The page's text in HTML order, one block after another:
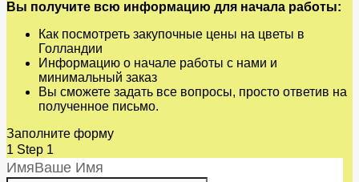
Вы получите всю информацию для начала работы:
Как посмотреть закупочные цены на цветы в
Голландии
Информацию о начале работы с нами и
минимальный заказ
Вы сможете задать все вопросы, просто ответив на
полученное письмо.
Заполните форму
1 Step 1
ИмяВаше Имя